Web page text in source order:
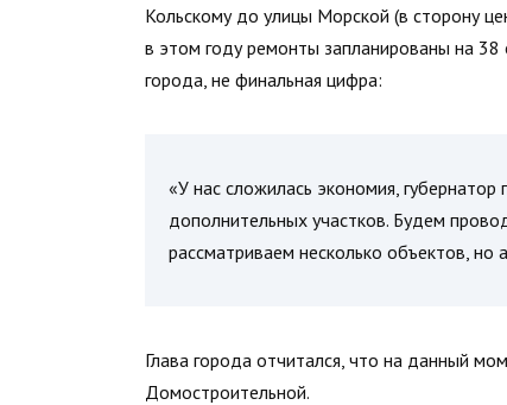
Кольскому до улицы Морской (в сторону
в этом году ремонты запланированы на
города, не финальная цифра:
«У нас сложилась экономия,
дополнительных участков. Будем
рассматриваем несколько объектов, но
Глава города отчитался, что на данный
Домостроительной.